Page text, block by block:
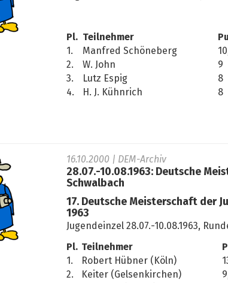
Pl. Teilnehmer
1.
Manfred Schöneberg
2.
W. John
9
3.
Lutz Espig
8
4.
H. J. Kühnrich
8
16.10.2000 | DEM-Archiv
28.07.-10.08.1963: Deutsche
Schwalbach
17. Deutsche Meisterschaft der
1963
Jugendeinzel 28.07.-10.08.1963,
Pl. Teilnehmer
1.
Robert Hübner (Köln)
2.
Keiter (Gelsenkirchen)